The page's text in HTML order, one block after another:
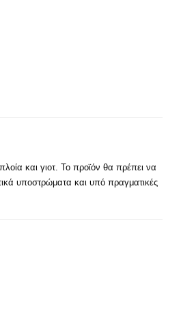
και γιοτ. Το προϊόν θα πρέπει να
υποστρώματα και υπό πραγματικές